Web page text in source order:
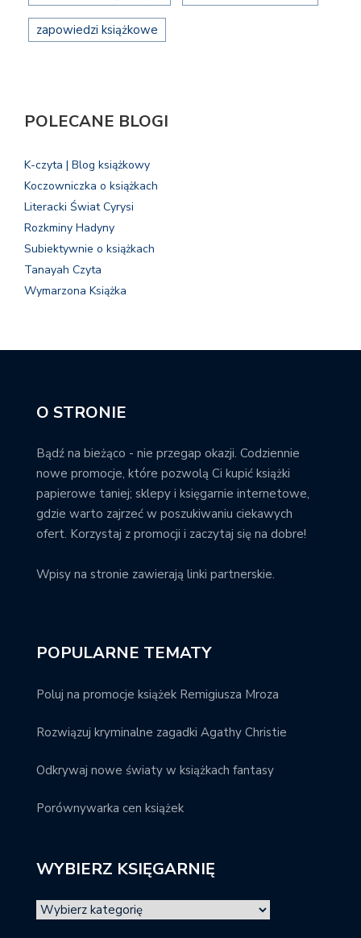
zapowiedzi książkowe
POLECANE BLOGI
K-czyta | Blog książkowy
Koczowniczka o książkach
Literacki Świat Cyrysi
Rozkminy Hadyny
Subiektywnie o książkach
Tanayah Czyta
Wymarzona Książka
O STRONIE
Bądź na bieżąco - nie przegap okazji. Codziennie
nowe promocje, które pozwolą Ci kupić książki
papierowe taniej; sklepy i księgarnie internetowe,
gdzie warto zajrzeć w poszukiwaniu ciekawych
ofert. Korzystaj z promocji i zaczytaj się na dobre!
Wpisy na stronie zawierają linki partnerskie.
POPULARNE TEMATY
Poluj na promocje książek Remigiusza Mroza
Rozwiązuj kryminalne zagadki Agathy Christie
Odkrywaj nowe światy w książkach fantasy
Porównywarka cen książek
WYBIERZ KSIĘGARNIĘ